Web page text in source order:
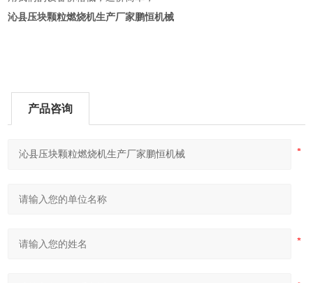
沁县压块颗粒燃烧机生产厂家鹏恒机械
产品咨询